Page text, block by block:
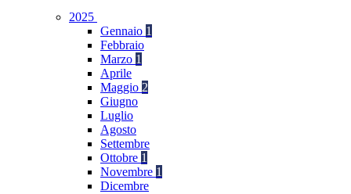
2025
Gennaio 1
Febbraio
Marzo 1
Aprile
Maggio 2
Giugno
Luglio
Agosto
Settembre
Ottobre 1
Novembre 1
Dicembre